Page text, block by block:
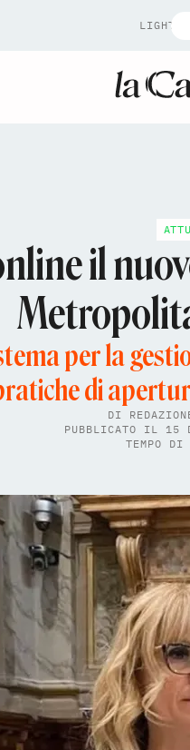
LIGHT
il
per la
di
DI
PUBBLICATO IL 15
TEMPO DI